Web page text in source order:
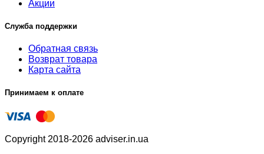
Акции
Служба поддержки
Обратная связь
Возврат товара
Карта сайта
Принимаем к оплате
Copyright 2018-2026 adviser.in.ua